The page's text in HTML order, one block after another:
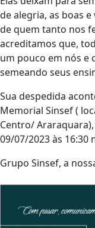
de alegria, as boas
de quem tanto nos
acreditamos que,
um pouco em nós e
semeando seus
Sua despedida
Memorial Sinsef (
Centro/
09/07/2023 às 16:30
Grupo Sinsef, a